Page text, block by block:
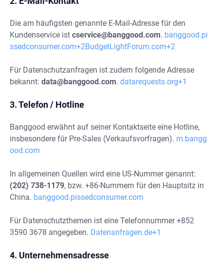
Die am häufigsten genannte E-Mail-Adresse für den
Kundenservice ist cservice@banggood.com. banggood.pi
ssedconsumer.com+2BudgetLightForum.com+2
Für Datenschutzanfragen ist zudem folgende Adresse
bekannt: data@banggood.com. datarequests.org+1
3. Telefon / Hotline
Banggood erwähnt auf seiner Kontaktseite eine Hotline,
insbesondere für Pre-Sales (Verkaufsvorfragen). m.bangg
ood.com
In allgemeinen Quellen wird eine US-Nummer genannt:
(202) 738-1179, bzw. +86-Nummern für den Hauptsitz in
China. banggood.pissedconsumer.com
Für Datenschutzthemen ist eine Telefonnummer +852
3590 3678 angegeben. Datenanfragen.de+1
4. Unternehmensadresse